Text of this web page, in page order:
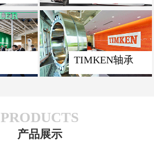
TIMKEN轴承
PRODUCTS
产品展示